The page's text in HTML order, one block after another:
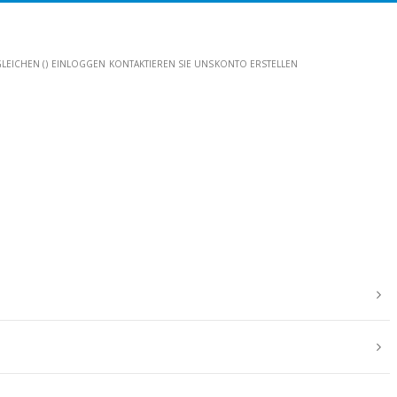
() EINLOGGEN KONTAKTIEREN SIE UNSKONTO ERSTELLEN